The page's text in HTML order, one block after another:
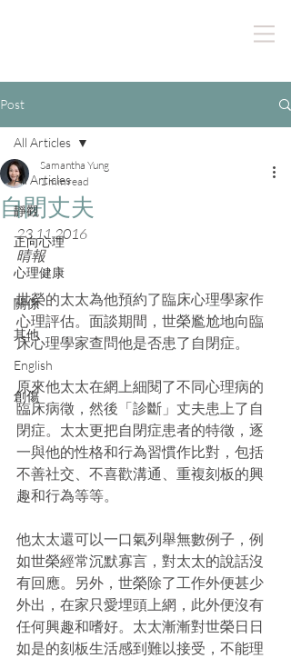
Post
All Articles
靜觀
正向心理
心理健康
關係
其他
English
創傷
All Articles
自閉丈夫
Samantha Yung
1 min read
23.11.2016
晴報
世榮的太太為他預約了臨床心理學家作
心理評估。面談期間，世榮尷尬地向臨
床心理學家查問他是否患了自閉症。
原來他太太在網上細閱了不同心理病的
臨床病徵，然後「診斷」丈夫患上了自
閉症。太太更把自閉症患者的特徵，逐
一與他的性格和行為習慣作比對，包括
不善社交、不喜歡溝通、重複刻板的興
趣和行為等等。
他太太還可以一口氣列舉無數例子，例
如世榮經常沉默寡言，對太太的說話沒
有回應。另外，世榮除了工作外便甚少
外出，在家只愛埋頭上網，此外便沒有
任何興趣和嗜好。太太漸漸對世榮日日
如是的刻板生活感到難以接受，不能理